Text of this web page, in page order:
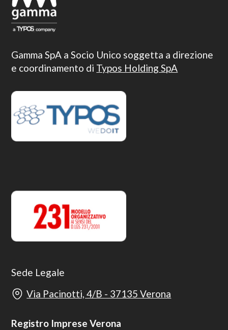
Gamma SpA a Socio Unico soggetta a direzione
e coordinamento di Typos Holding SpA
Sede Legale
Via Pacinotti, 4/B - 37135 Verona
Registro Imprese Verona